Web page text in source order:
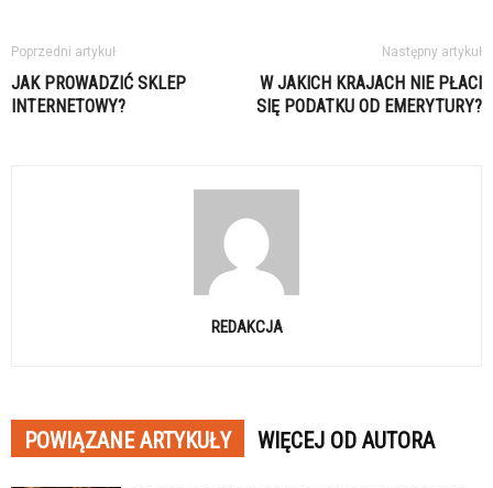
Poprzedni artykuł
JAK PROWADZIĆ SKLEP
INTERNETOWY?
Następny artykuł
W JAKICH KRAJACH NIE PŁACI
SIĘ PODATKU OD EMERYTURY?
REDAKCJA
POWIĄZANE ARTYKUŁY WIĘCEJ OD AUTORA